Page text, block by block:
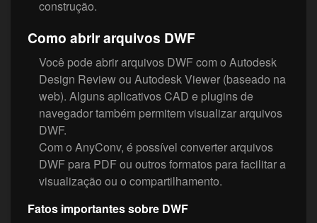
construção.
Como abrir arquivos DWF
Você pode abrir arquivos DWF com o Autodesk
Design Review ou Autodesk Viewer (baseado na
web). Alguns aplicativos CAD e plugins de
navegador também permitem visualizar arquivos
DWF.
Com o AnyConv, é possível converter arquivos
DWF para PDF ou outros formatos para facilitar a
visualização ou o compartilhamento.
Fatos importantes sobre DWF